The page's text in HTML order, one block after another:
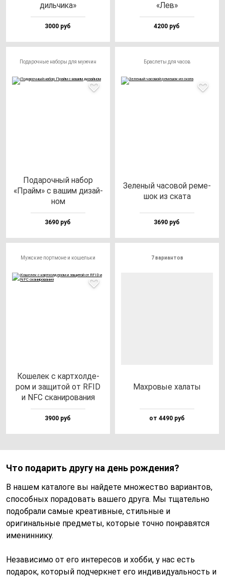
диль­чи­ка»
3000 руб
«Лев»
4200 руб
Подарочные наборы для мужчин
Пода­роч­ный на­бор
«Прайм» с ва­шим ди­зай­
ном
3690 руб
Браслеты для часов
Зеле­ный ча­со­вой ре­ме­
шок из ска­та
3690 руб
Мужские портмоне и кошельки
Коше­лек с кар­тхол­де­
ром и за­щи­той от RFID
и NFC ска­ни­ро­ва­ния
3900 руб
7 вариантов
Мах­ро­вые ха­ла­ты
от 4490 руб
Что подарить другу на день рождения?
В нашем каталоге вы найдете множество вариантов,
способных порадовать вашего друга. Мы тщательно
подобрали самые креативные, стильные и
оригинальные предметы, которые точно понравятся
имениннику.
Независимо от его интересов и хобби, у нас есть
подарок, который подчеркнет его индивидуальность и